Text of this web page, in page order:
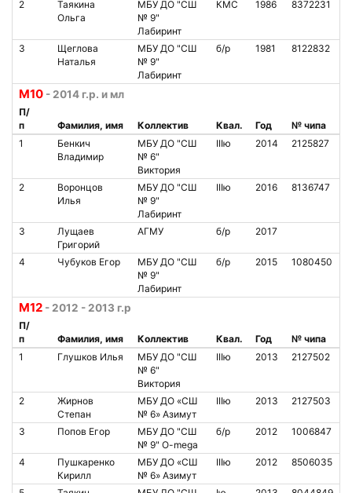
2
Таякина
Ольга
МБУ ДО "СШ
№ 9"
Лабиринт
КМС 1986 8372231
3
Щеглова
Наталья
МБУ ДО "СШ
№ 9"
Лабиринт
б/р 1981 8122832
М10 - 2014 г.р. и мл
П/
п
Фамилия, имя Коллектив Квал. Год
№ чипа
1
Бенкич
Владимир
МБУ ДО "СШ
№ 6"
Виктория
IIIю 2014 2125827
2
Воронцов
Илья
МБУ ДО "СШ
№ 9"
Лабиринт
IIIю 2016 8136747
3
Лущаев
Григорий
АГМУ б/р 2017
4 Чубуков Егор
МБУ ДО "СШ
№ 9"
Лабиринт
б/р 2015 1080450
М12 - 2012 - 2013 г.р
П/
п
Фамилия, имя Коллектив Квал. Год
№ чипа
1
Глушков Илья
МБУ ДО "СШ
№ 6"
Виктория
IIIю 2013 2127502
2
Жирнов
Степан
МБУ ДО «СШ
№ 6» Азимут
IIIю 2013 2127503
3 Попов Егор
МБУ ДО "СШ
№ 9" O-mega
б/р 2012 1006847
4
Пушкаренко
Кирилл
МБУ ДО «СШ
№ 6» Азимут
IIIю 2012 8506035